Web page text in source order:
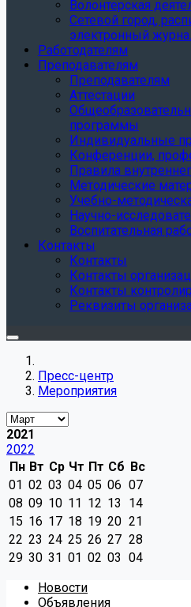
Волонтерская
Сетевой город,
электронный
Работодателям
Преподавателям
Преподавателям
Аттестации
программы
Индивидуальные
Конференции,
Правила
Методические
Учебно-
Научно-
Воспитательная
Контакты
Контакты
Контакты
Контакты
Реквизиты
Пресс-центр
Мероприятия
2021
2022
Пн Вт Ср Чт Пт Сб Вс
01 02 03 04 05 06 07
08 09 10 11 12 13
14
15 16 17 18 19 20 21
22 23 24 25 26 27 28
29 30 31 01 02 03 04
Новости
Объявления